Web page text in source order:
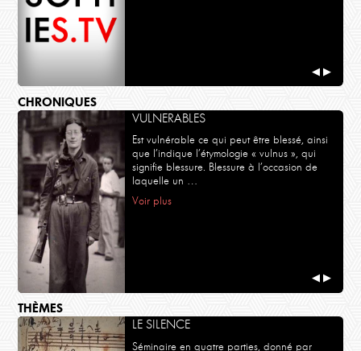
◀ ▶
CHRONIQUES
VULNERABLES
Est vulnérable ce qui peut être blessé, ainsi
que l’indique l’étymologie « vulnus », qui
signifie blessure. Blessure à l’occasion de
laquelle un …
Voir plus
◀ ▶
THÈMES
LE SILENCE
Séminaire en quatre parties, donné par